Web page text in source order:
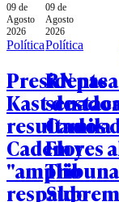
09 de
Agosto
2026
Política
Presidente
Kast
resultados
Cadem y
"amplio
respaldo
09 de
Agosto
2026
Política
RN
Camila
Flores